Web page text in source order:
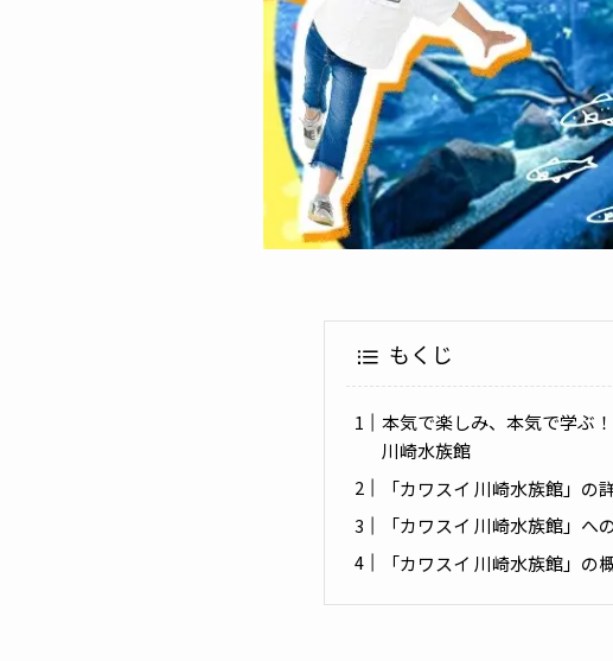
もくじ
本気で楽しみ、本気で学ぶ
川崎水族館
「カワスイ 川崎水族館」の
「カワスイ 川崎水族館」へ
「カワスイ 川崎水族館」の